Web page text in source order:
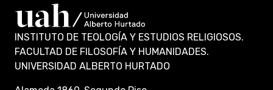
INSTITUTO DE TEOLOGÍA Y ESTUDIOS RELIGIOSOS.
FACULTAD DE FILOSOFÍA Y HUMANIDADES.
UNIVERSIDAD ALBERTO HURTADO